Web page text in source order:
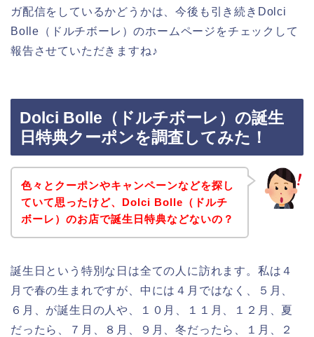
ガ配信をしているかどうかは、今後も引き続きDolci
Bolle（ドルチボーレ）のホームページをチェックして
報告させていただきますね♪
Dolci Bolle（ドルチボーレ）の誕生
日特典クーポンを調査してみた！
色々とクーポンやキャンペーンなどを探し
ていて思ったけど、Dolci Bolle（ドルチ
ボーレ）のお店で誕生日特典などないの？
誕生日という特別な日は全ての人に訪れます。私は４
月で春の生まれですが、中には４月ではなく、５月、
６月、が誕生日の人や、１０月、１１月、１２月、夏
だったら、７月、８月、９月、冬だったら、１月、２